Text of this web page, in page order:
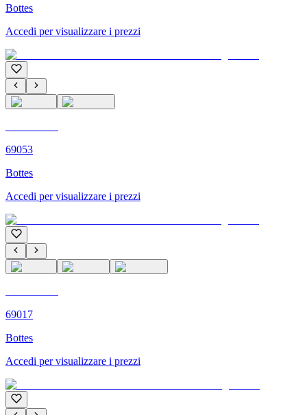
Bottes
Accedi per visualizzare i prezzi
69053
Bottes
Accedi per visualizzare i prezzi
69017
Bottes
Accedi per visualizzare i prezzi